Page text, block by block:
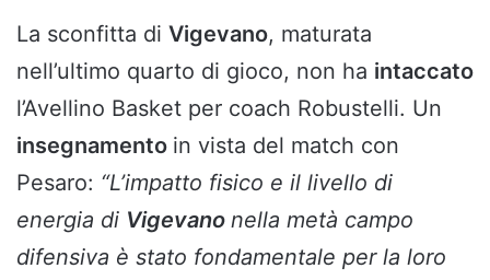
La sconfitta di Vigevano, maturata
nell’ultimo quarto di gioco, non ha intaccato
l’Avellino Basket per coach Robustelli. Un
insegnamento in vista del match con
Pesaro: “L’impatto fisico e il livello di
energia di Vigevano nella metà campo
difensiva è stato fondamentale per la loro